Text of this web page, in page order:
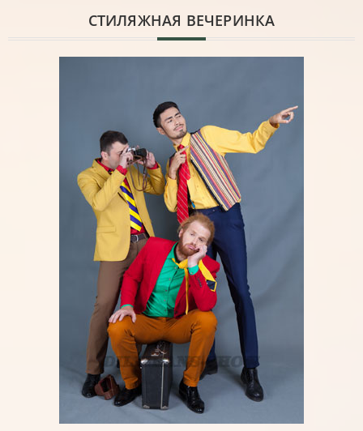
CТИЛЯЖНАЯ ВЕЧЕРИНКА